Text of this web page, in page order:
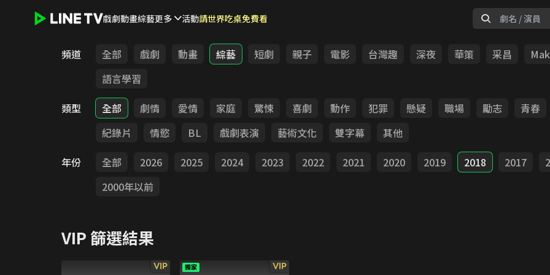
戲劇動畫綜藝更多 活動請世界吃桌免費看
頻道 全部 戲劇 動畫 綜藝 短劇 親子 電影 台灣趣 深夜 華策 采昌
語言學習
類型
全部 劇情 愛情 家庭 驚悚 喜劇 動作 犯罪 懸疑 職場 勵志
青春
紀錄片
情慾 BL 戲劇表演 藝術文化 雙字幕
其他
年份
全部 2026 2025 2024 2023 2022 2021 2020 2019 2018 2017
2000年以前
VIP 篩選結果
VIP VIP
獨家